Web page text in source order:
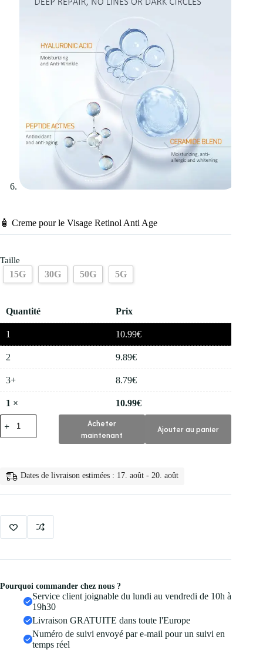
🧴 Creme pour le Visage Retinol Anti Age
Taille
15G 30G 50G 5G
Quantité Prix
1 10.99€
2 9.89€
3+ 8.79€
1 × 10.99€
quantité
de
🧴
Visage
Acheter
maintenant
Ajouter au panier
Dates de livraison estimées : 17. août - 20. août
Pourquoi commander chez nous ?
Service client joignable du lundi au vendredi de 10h à
19h30
Livraison GRATUITE dans toute l'Europe
Numéro de suivi envoyé par e-mail pour un suivi en
temps réel